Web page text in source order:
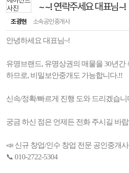
~~! 연락주세요 대표님~!
조광현 소속공인중개사
안녕하세요 대표님~!
유명브랜드, 유명상권의 매물을 30년간
하므로, 비밀보안중개도 가능합니다.!!
신속/정확/빠르게 진행 도와 드리겠습니
궁금 하신 점은 언제든 전화 주시길 바
📣 신규 창업/인수 창업 전문 공인중개
📞 010-2722-5304